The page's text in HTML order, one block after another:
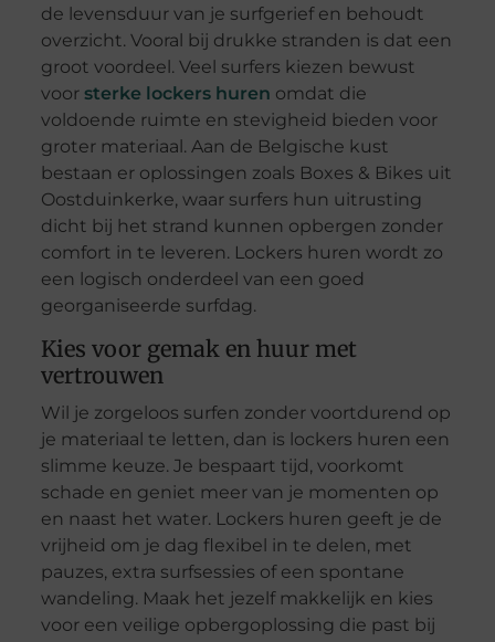
de levensduur van je surfgerief en behoudt
overzicht. Vooral bij drukke stranden is dat een
groot voordeel. Veel surfers kiezen bewust
voor sterke lockers huren omdat die
voldoende ruimte en stevigheid bieden voor
groter materiaal. Aan de Belgische kust
bestaan er oplossingen zoals Boxes & Bikes uit
Oostduinkerke, waar surfers hun uitrusting
dicht bij het strand kunnen opbergen zonder
comfort in te leveren. Lockers huren wordt zo
een logisch onderdeel van een goed
georganiseerde surfdag.
Kies voor gemak en huur met
vertrouwen
Wil je zorgeloos surfen zonder voortdurend op
je materiaal te letten, dan is lockers huren een
slimme keuze. Je bespaart tijd, voorkomt
schade en geniet meer van je momenten op
en naast het water. Lockers huren geeft je de
vrijheid om je dag flexibel in te delen, met
pauzes, extra surfsessies of een spontane
wandeling. Maak het jezelf makkelijk en kies
voor een veilige opbergoplossing die past bij